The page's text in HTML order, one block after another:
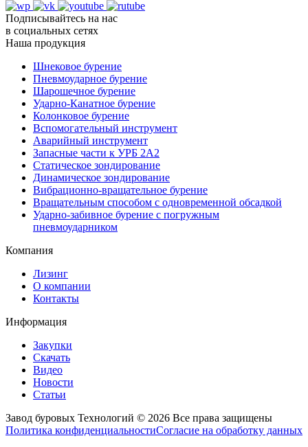
Подписывайтесь на нас
в социальных сетях
Наша продукция
Шнековое бурение
Пневмоударное бурение
Шарошечное бурение
Ударно-Канатное бурение
Колонковое бурение
Вспомогательный инструмент
Аварийный инструмент
Запасные части к УРБ 2А2
Статическое зондирование
Динамическое зондирование
Вибрационно-вращательное бурение
Вращательным способом с одновременной обсадкой
Ударно-забивное бурение с погружным
пневмоударником
Компания
Лизинг
О компании
Контакты
Информация
Закупки
Скачать
Видео
Новости
Статьи
Завод буровых Технологий © 2026 Все права защищены
Политика конфиденциальностиСогласие на обработку данных